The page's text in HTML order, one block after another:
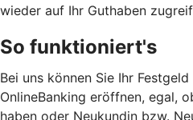
wieder auf Ihr Guthaben
So funktioniert's
Bei uns können Sie Ihr
OnlineBanking eröffnen, egal,
haben oder Neukundin bzw.